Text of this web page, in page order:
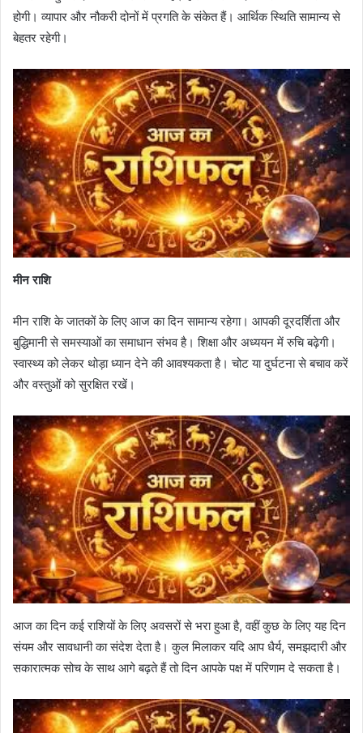
होगी। व्यापार और नौकरी दोनों में प्रगति के संकेत हैं। आर्थिक स्थिति सामान्य से
बेहतर रहेगी।
मीन राशि
मीन राशि के जातकों के लिए आज का दिन सामान्य रहेगा। आपकी दूरदर्शिता और
बुद्धिमानी से समस्याओं का समाधान संभव है। शिक्षा और अध्ययन में रुचि बढ़ेगी।
स्वास्थ्य को लेकर थोड़ा ध्यान देने की आवश्यकता है। चोट या दुर्घटना से बचाव करें
और वस्तुओं को सुरक्षित रखें।
आज का दिन कई राशियों के लिए अवसरों से भरा हुआ है, वहीं कुछ के लिए यह दिन
संयम और सावधानी का संदेश देता है। कुल मिलाकर यदि आप धैर्य, समझदारी और
सकारात्मक सोच के साथ आगे बढ़ते हैं तो दिन आपके पक्ष में परिणाम दे सकता है।